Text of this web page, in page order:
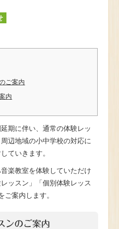
ご案内
内
期に伴い、通常の体験レッ
辺地域の小中学校の対応に
ていきます。
楽教室を体験していただけ
ッスン」「個別体験レッス
ご案内します。
ンのご案内